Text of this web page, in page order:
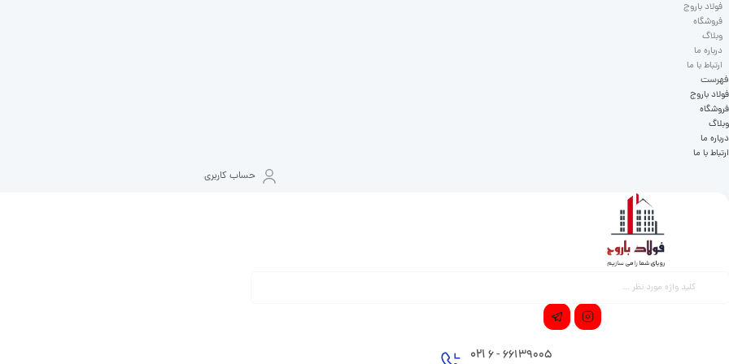
فولاد باروج
فروشگاه
وبلاگ
درباره ما
ارتباط با ما
فهرست
فولاد باروج
فروشگاه
وبلاگ
درباره ما
ارتباط با ما
حساب کاربری
66139005 - 6
021